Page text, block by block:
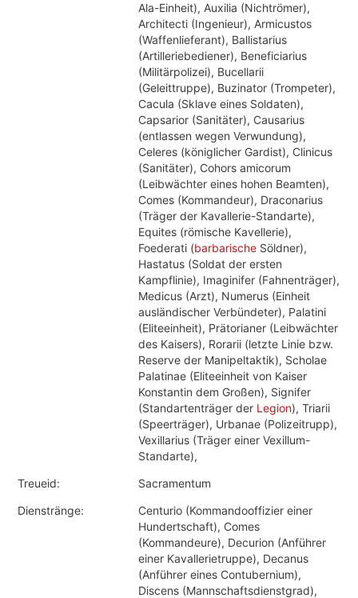
Ala-Einheit), Auxilia (Nichtrömer),
Architecti (Ingenieur), Armicustos
(Waffenlieferant), Ballistarius
(Artilleriebediener), Beneficiarius
(Militärpolizei), Bucellarii
(Geleittruppe), Buzinator (Trompeter),
Cacula (Sklave eines Soldaten),
Capsarior (Sanitäter), Causarius
(entlassen wegen Verwundung),
Celeres (königlicher Gardist), Clinicus
(Sanitäter), Cohors amicorum
(Leibwächter eines hohen Beamten),
Comes (Kommandeur), Draconarius
(Träger der Kavallerie-Standarte),
Equites (römische Kavellerie),
Foederati (barbarische Söldner),
Hastatus (Soldat der ersten
Kampflinie), Imaginifer (Fahnenträger),
Medicus (Arzt), Numerus (Einheit
ausländischer Verbündeter), Palatini
(Eliteeinheit), Prätorianer (Leibwächter
des Kaisers), Rorarii (letzte Linie bzw.
Reserve der Manipeltaktik), Scholae
Palatinae (Eliteeinheit von Kaiser
Konstantin dem Großen), Signifer
(Standartenträger der Legion), Triarii
(Speerträger), Urbanae (Polizeitrupp),
Vexillarius (Träger einer Vexillum-
Standarte),
Treueid:
Sacramentum
Dienstränge:
Centurio (Kommandooffizier einer
Hundertschaft), Comes
(Kommandeure), Decurion (Anführer
einer Kavallerietruppe), Decanus
(Anführer eines Contubernium),
Discens (Mannschaftsdienstgrad),